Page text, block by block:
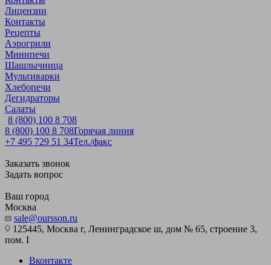
Лицензии
Контакты
Рецепты
Аэрогрили
Минипечи
Шашлычница
Мультиварки
Хлебопечи
Дегидраторы
Салаты
8 (800) 100 8 708
8 (800) 100 8 708Горячая линия
+7 495 729 51 34Тел./факс
Заказать звонок
Задать вопрос
Ваш город
Москва
sale@oursson.ru
125445, Москва г, Ленинградское ш, дом № 65, строение 3,
пом. I
Вконтакте